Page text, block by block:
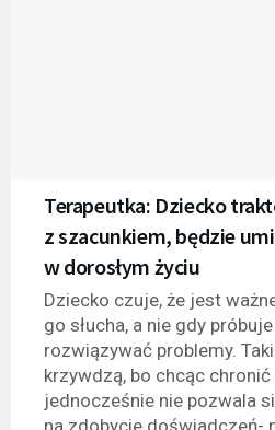
Terapeutka: Dziecko
z szacunkiem, będzie
w dorosłym życiu
Dziecko czuje, że jest
go słucha, a nie gdy
rozwiązywać problemy.
krzywdzą, bo chcąc
jednocześnie nie pozwala